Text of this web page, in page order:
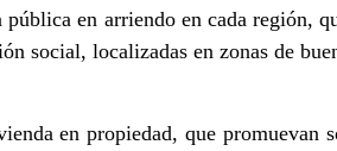
en arriendo en cada región,
social, localizadas en zonas de
en propiedad, que promuevan